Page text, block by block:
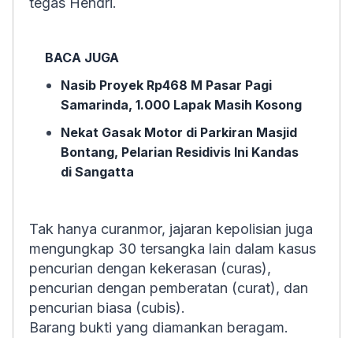
BACA JUGA
Nasib Proyek Rp468 M Pasar Pagi
Samarinda, 1.000 Lapak Masih Kosong
Nekat Gasak Motor di Parkiran Masjid
Bontang, Pelarian Residivis Ini Kandas
di Sangatta
Tak hanya curanmor, jajaran kepolisian juga
mengungkap 30 tersangka lain dalam kasus
pencurian dengan kekerasan (curas),
pencurian dengan pemberatan (curat), dan
pencurian biasa (cubis).
Barang bukti yang diamankan beragam.